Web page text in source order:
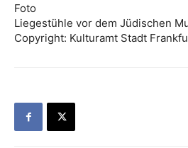
Foto
Liegestühle vor dem Jüdischen
Copyright: Kulturamt Stadt